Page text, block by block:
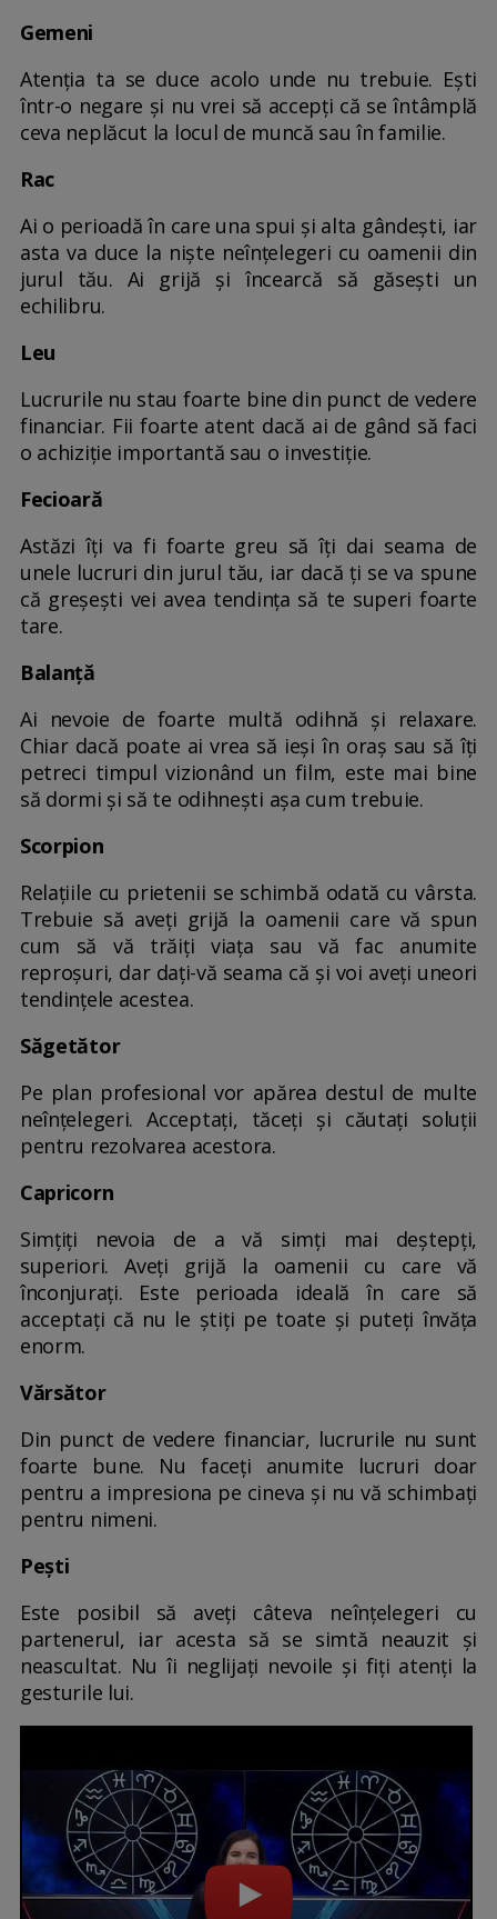
Gemeni
Atenția ta se duce acolo unde nu trebuie. Ești
într-o negare și nu vrei să accepți că se întâmplă
ceva neplăcut la locul de muncă sau în familie.
Rac
Ai o perioadă în care una spui și alta gândești, iar
asta va duce la niște neînțelegeri cu oamenii din
jurul tău. Ai grijă și încearcă să găsești un
echilibru.
Leu
Lucrurile nu stau foarte bine din punct de vedere
financiar. Fii foarte atent dacă ai de gând să faci
o achiziție importantă sau o investiție.
Fecioară
Astăzi îți va fi foarte greu să îți dai seama de
unele lucruri din jurul tău, iar dacă ți se va spune
că greșești vei avea tendința să te superi foarte
tare.
Balanță
Ai nevoie de foarte multă odihnă și relaxare.
Chiar dacă poate ai vrea să ieși în oraș sau să îți
petreci timpul vizionând un film, este mai bine
să dormi și să te odihnești așa cum trebuie.
Scorpion
Relațiile cu prietenii se schimbă odată cu vârsta.
Trebuie să aveți grijă la oamenii care vă spun
cum să vă trăiți viața sau vă fac anumite
reproșuri, dar dați-vă seama că și voi aveți uneori
tendințele acestea.
Săgetător
Pe plan profesional vor apărea destul de multe
neînțelegeri. Acceptați, tăceți și căutați soluții
pentru rezolvarea acestora.
Capricorn
Simțiți nevoia de a vă simți mai deștepți,
superiori. Aveți grijă la oamenii cu care vă
înconjurați. Este perioada ideală în care să
acceptați că nu le știți pe toate și puteți învăța
enorm.
Vărsător
Din punct de vedere financiar, lucrurile nu sunt
foarte bune. Nu faceți anumite lucruri doar
pentru a impresiona pe cineva și nu vă schimbați
pentru nimeni.
Pești
Este posibil să aveți câteva neînțelegeri cu
partenerul, iar acesta să se simtă neauzit și
neascultat. Nu îi neglijați nevoile și fiți atenți la
gesturile lui.